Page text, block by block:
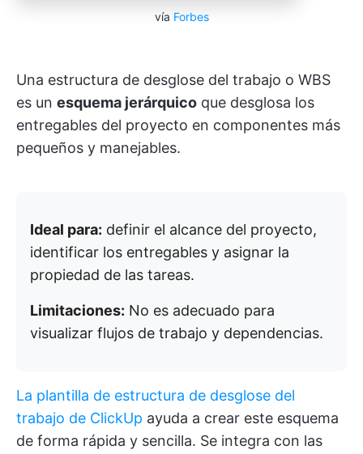
vía Forbes
Una estructura de desglose del trabajo o WBS
es un esquema jerárquico que desglosa los
entregables del proyecto en componentes más
pequeños y manejables.
Ideal para: definir el alcance del proyecto,
identificar los entregables y asignar la
propiedad de las tareas.
Limitaciones: No es adecuado para
visualizar flujos de trabajo y dependencias.
La plantilla de estructura de desglose del
trabajo de ClickUp ayuda a crear este esquema
de forma rápida y sencilla. Se integra con las